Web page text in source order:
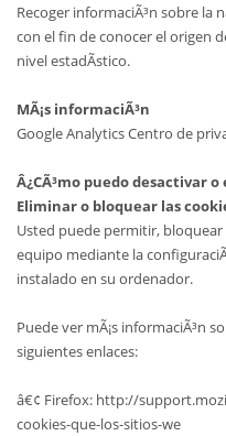
Recoger informaciÃ³n sobre la
con el fin de conocer el origen
nivel estadÃ­stico.
MÃ¡s informaciÃ³n
Google Analytics Centro de
Â¿CÃ³mo puedo desactivar
Eliminar o bloquear las
Usted puede permitir,
equipo mediante la
instalado en su ordenador.
Puede ver mÃ¡s informaciÃ³n
siguientes enlaces:
â€¢ Firefox: http://
cookies-que-los-sitios-we